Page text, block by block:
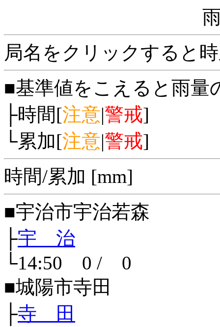
局名をクリックすると
■基準値をこえると雨量
├時間[注意|警戒]
└累加[注意|警戒]
時間/累加 [mm]
■宇治市宇治若森
├宇 治
└14:50 0 / 0
■城陽市寺田
├寺 田